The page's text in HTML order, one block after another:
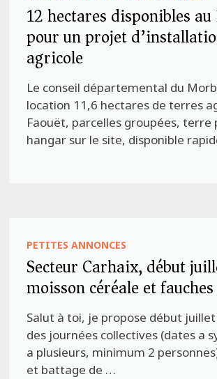
12 hectares disponibles
pour un projet
agricole
Le conseil départemental du
location 11,6 hectares de terres
Faouët, parcelles groupées, terre
hangar sur le site, disponible
PETITES ANNONCES
Secteur Carhaix, début
moisson céréale et
Salut à toi, je propose début
des journées collectives (dates a
a plusieurs, minimum 2
et battage de …